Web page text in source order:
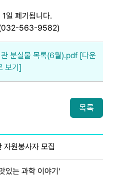
일 폐기됩니다.
(032-563-9582)
분실물 목록(6월).pdf [다운
보기]
목록
자원봉사자 모집
있는 과학 이야기'